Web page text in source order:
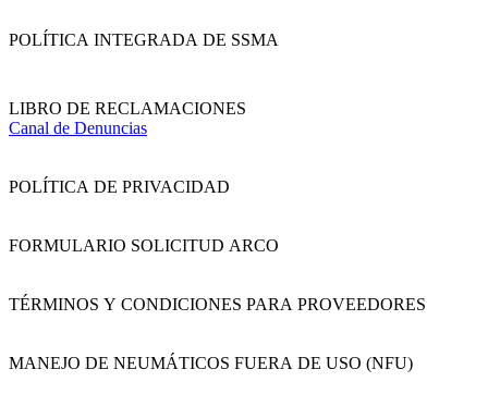
POLÍTICA INTEGRADA DE SSMA
LIBRO DE RECLAMACIONES
Canal de Denuncias
POLÍTICA DE PRIVACIDAD
FORMULARIO SOLICITUD ARCO
TÉRMINOS Y CONDICIONES PARA PROVEEDORES
MANEJO DE NEUMÁTICOS FUERA DE USO (NFU)